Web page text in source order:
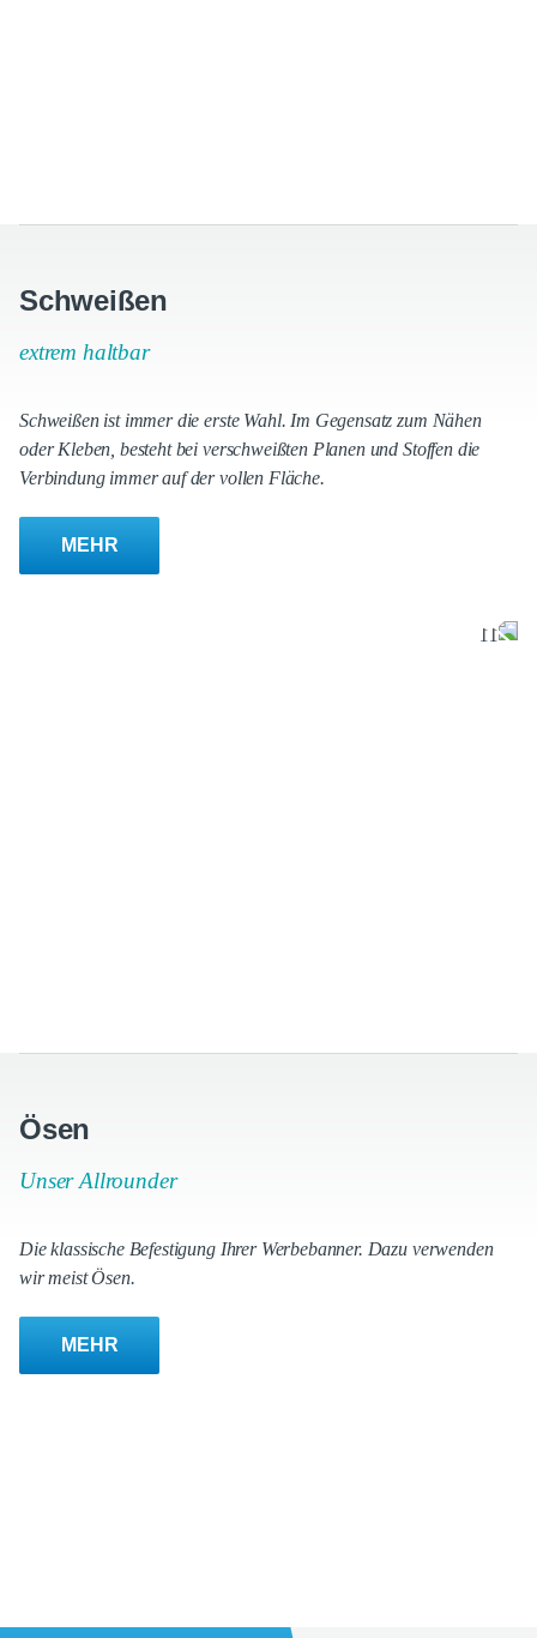
Schweißen
extrem haltbar
Schweißen ist immer die erste Wahl. Im Gegensatz zum Nähen
oder Kleben, besteht bei verschweißten Planen und Stoffen die
Verbindung immer auf der vollen Fläche.
MEHR
Ösen
Unser Allrounder
Die klassische Befestigung Ihrer Werbebanner. Dazu verwenden
wir meist Ösen.
MEHR